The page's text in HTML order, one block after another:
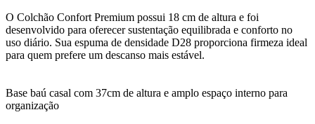
O Colchão Confort Premium possui 18 cm de altura e foi
desenvolvido para oferecer sustentação equilibrada e conforto no
uso diário. Sua espuma de densidade D28 proporciona firmeza ideal
para quem prefere um descanso mais estável.
Base baú casal com 37cm de altura e amplo espaço interno para
organização